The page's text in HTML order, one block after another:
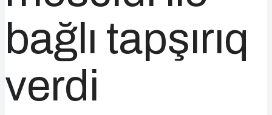
bağlı tapşırıq
verdi